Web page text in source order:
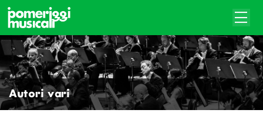
Autori vari